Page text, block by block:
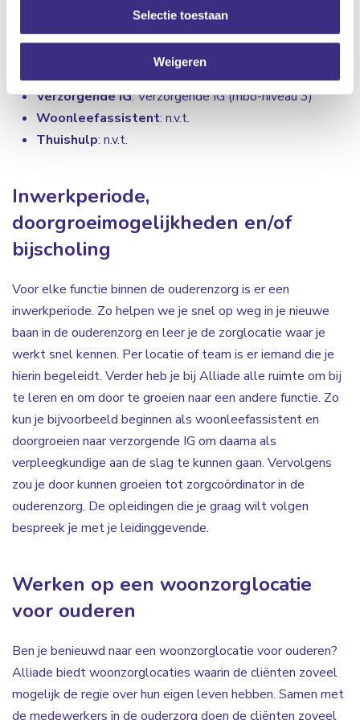
Selectie toestaan
Weigeren
Zorgcoördinator: hbo-v (hbo)
Wijkverpleegkundige : mbo-v/hbo-v (mbo 4/hbo)
: mbo-v/hbo-v (mbo-niveau 4/hbo)
Verzorgende IG: Verzorgende IG (mbo-niveau 3)
Woonleefassistent: n.v.t.
Thuishulp: n.v.t.
Inwerkperiode,
doorgroeimogelijkheden en/of
bijscholing
Voor elke functie binnen de ouderenzorg is er een
inwerkperiode. Zo helpen we je snel op weg in je nieuwe
baan in de ouderenzorg en leer je de zorglocatie waar je
werkt snel kennen. Per locatie of team is er iemand die je
hierin begeleidt. Verder heb je bij Alliade alle ruimte om bij
te leren en om door te groeien naar een andere functie. Zo
kun je bijvoorbeeld beginnen als woonleefassistent en
doorgroeien naar verzorgende IG om daarna als
verpleegkundige aan de slag te kunnen gaan. Vervolgens
zou je door kunnen groeien tot zorgcoördinator in de
ouderenzorg. De opleidingen die je graag wilt volgen
bespreek je met je leidinggevende.
Werken op een woonzorglocatie
voor ouderen
Ben je benieuwd naar een woonzorglocatie voor ouderen?
Alliade biedt woonzorglocaties waarin de cliënten zoveel
mogelijk de regie over hun eigen leven hebben. Samen met
de medewerkers in de ouderzorg doen de cliënten zoveel